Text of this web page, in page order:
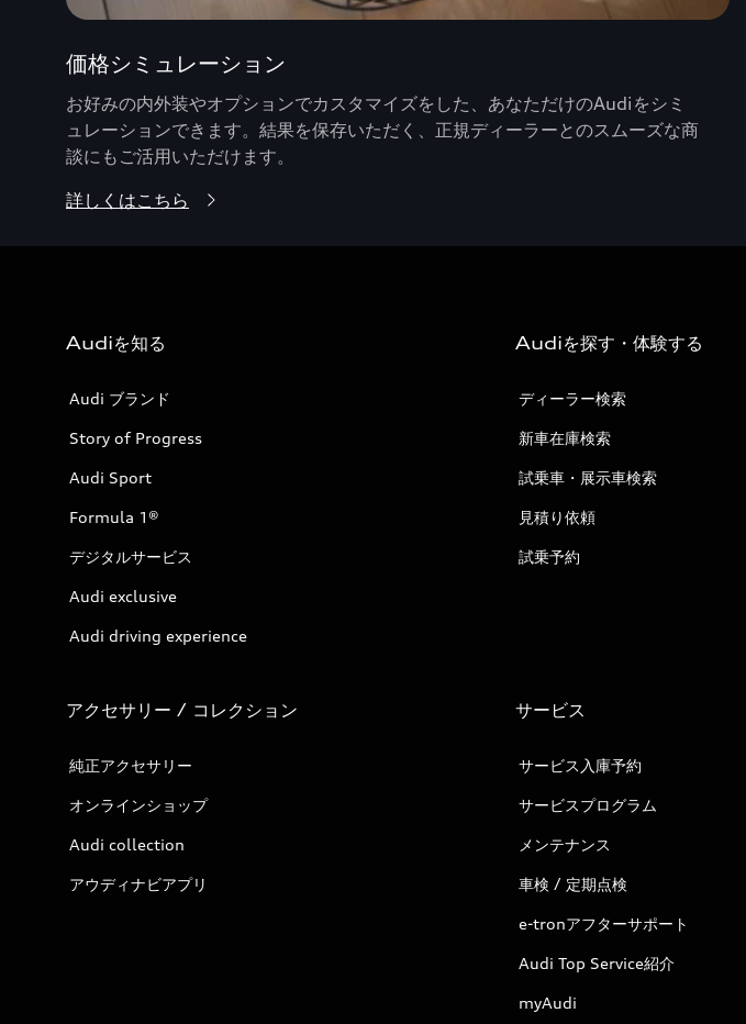
価格シミュレーション
お好みの内外装やオプションでカスタマイズをした、あなただけのAudiをシミ
ュレーションできます。結果を保存いただく、正規ディーラーとのスムーズな商
談にもご活用いただけます。
詳しくはこちら
Audiを知る
Audi ブランド
Story of Progress
Audi Sport
Formula 1®
デジタルサービス
Audi exclusive
Audi driving experience
Audiを探す・体験する
ディーラー検索
新車在庫検索
試乗車・展示車検索
見積り依頼
試乗予約
アクセサリー / コレクション
純正アクセサリー
オンラインショップ
Audi collection
アウディナビアプリ
サービス
サービス入庫予約
サービスプログラム
メンテナンス
車検 / 定期点検
e-tronアフターサポート
Audi Top Service紹介
myAudi